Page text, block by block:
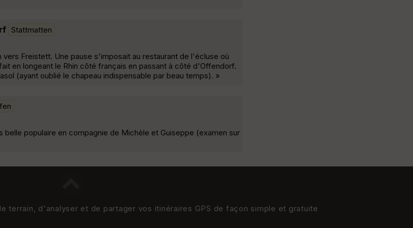
Stattmatten
vers Freistett. Une pause s'imposait au restaurant de l'écluse où
en longeant le Rhin côté français en passant à côté d'Offendorf.
(ayant oublié le chapeau indispensable par beau temps). »
populaire en compagnie de Michèle et Guiseppe (examen sur
terrain, d'analyser et de partager vos itinéraires GPS de façon simple et gratuite